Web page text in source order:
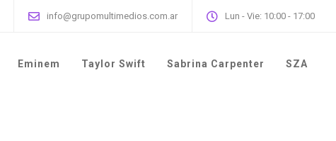
info@grupomultimedios.com.ar Lun - Vie: 10:00 - 17:00
Eminem Taylor Swift Sabrina Carpenter SZA